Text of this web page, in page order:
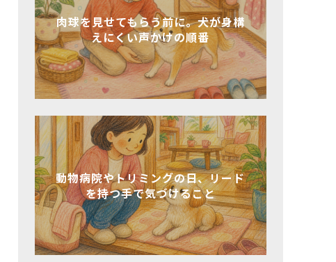
肉球を見せてもらう前に。犬が身構
えにくい声かけの順番
動物病院やトリミングの日、リード
を持つ手で気づけること